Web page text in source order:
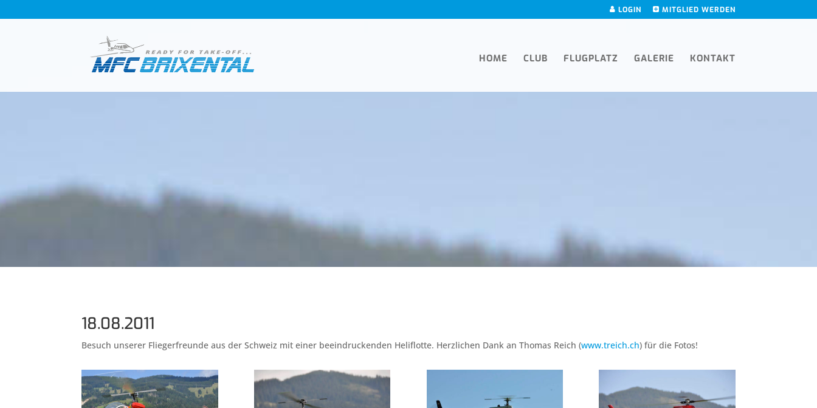
LOGIN MITGLIED WERDEN
HOME CLUB FLUGPLATZ GALERIE KONTAKT
18.08.2011
Besuch unserer Fliegerfreunde aus der Schweiz mit einer beeindruckenden Heliflotte. Herzlichen Dank an Thomas Reich (www.treich.ch) für die Fotos!